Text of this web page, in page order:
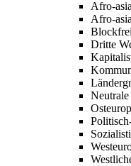
Afro-
Afro-
Dritte